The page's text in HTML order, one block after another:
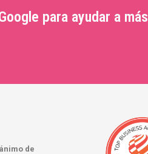
para ayudar a más
de